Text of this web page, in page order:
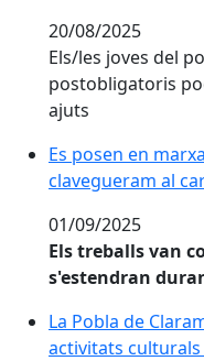
20/08/2025
Els/les joves del
postobligatoris
ajuts
Es posen en
Es posen en
clavegueram al
01/09/2025
Els treballs van
s'estendran
La Pobla de
La Pobla de
activitats